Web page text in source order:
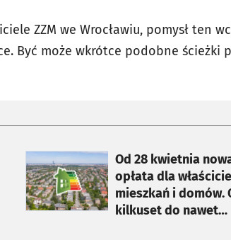
ZZM we Wrocławiu, pomysł ten
Być może wkrótce podobne ścieżki
Od 28 kwietnia
opłata dla
mieszkań i domów.
kilkuset do nawet
otworzy się w nowej karcie